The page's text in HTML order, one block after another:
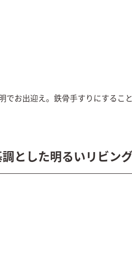
でお出迎え。鉄骨手すりにするこ
とした明るいリビング